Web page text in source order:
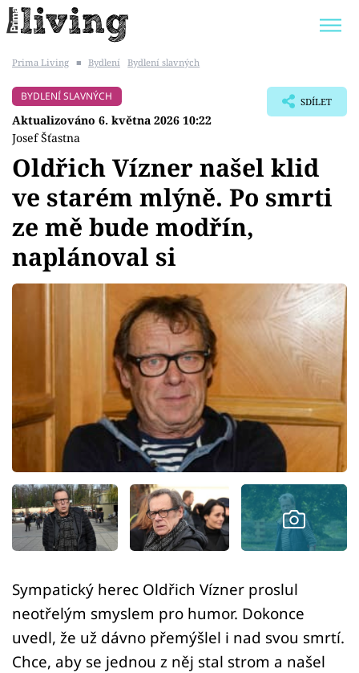
BYDLENÍ SLAVNÝCH
Témata
Bydlení
Zahrada
Sledujte prima+
Přihlášení
Sledujte nás
Prima Living ■ Bydlení Bydlení slavných
BYDLENÍ SLAVNÝCH
Aktualizováno 6. května 2026 10:22
Josef Šťastna
SDÍLET
Oldřich Vízner našel klid
ve starém mlýně. Po smrti
ze mě bude modřín,
naplánoval si
Sympatický herec Oldřich Vízner proslul
neotřelým smyslem pro humor. Dokonce
uvedl, že už dávno přemýšlel i nad svou smrtí.
Chce, aby se jednou z něj stal strom a našel